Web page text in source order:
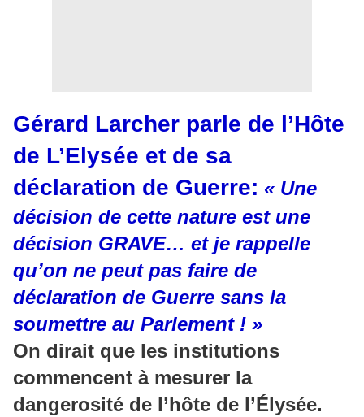
Gérard Larcher parle de l’Hôte
de L’Elysée et de sa
déclaration de Guerre: « Une
décision de cette nature est une
décision GRAVE… et je rappelle
qu’on ne peut pas faire de
déclaration de Guerre sans la
soumettre au Parlement ! »
On dirait que les institutions
commencent à mesurer la
dangerosité de l’hôte de l’Élysée.